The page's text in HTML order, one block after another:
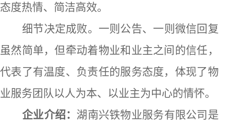
态度热情、简洁高效。
细节决定成败。一则公告、一则微信回复
虽然简单，但牵动着物业和业主之间的信任，
代表了有温度、负责任的服务态度，体现了物
业服务团队以人为本、以业主为中心的情怀。
企业介绍： 湖南兴铁物业服务有限公司是